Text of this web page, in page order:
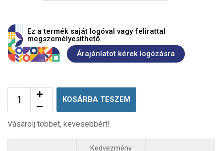
Ez a termék saját logóval vagy felirattal
megszemélyesíthető.
Árajánlatot kérek logózásra
KOSÁRBA TESZEM
Vásárolj többet, kevesebbért!
Kedvezmény